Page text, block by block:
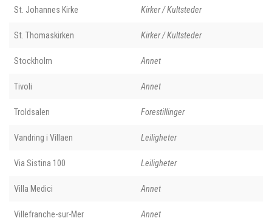
St. Johannes Kirke Kirker / Kultsteder
St. Thomaskirken Kirker / Kultsteder
Stockholm Annet
Tivoli Annet
Troldsalen Forestillinger
Vandring i Villaen Leiligheter
Via Sistina 100 Leiligheter
Villa Medici Annet
Villefranche-sur-Mer Annet